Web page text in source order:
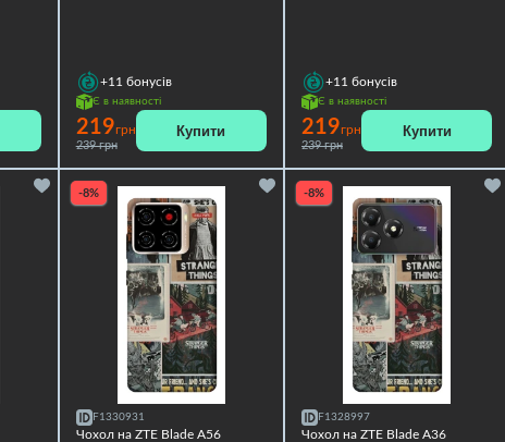
+11 бонусів
Є в наявності
219грн
239 грн
Купити
+11 бонусів
Є в наявності
219грн
239 грн
Купити
-8%
F1330931
Чохол на ZTE Blade A56
-8%
F1328997
Чохол на ZTE Blade A36